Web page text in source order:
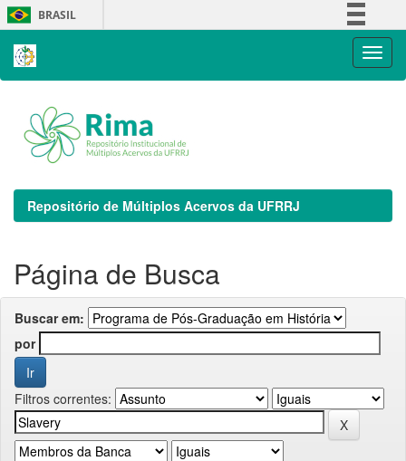
Skip
navigation
BRASIL
Repositório de Múltiplos Acervos da UFRRJ
Página de Busca
Buscar em:
por
Filtros correntes: